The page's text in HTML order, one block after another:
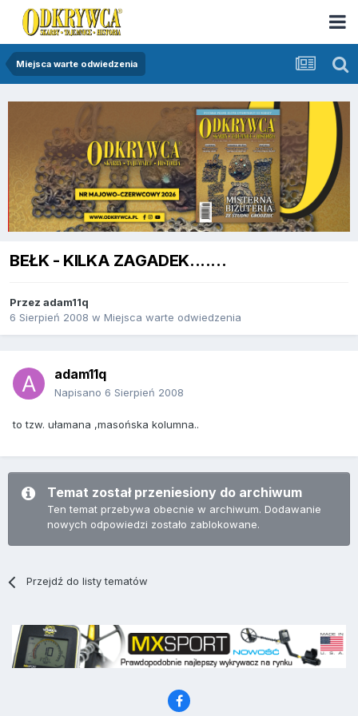
Miejsca warte odwiedzenia
BEŁK - KILKA ZAGADEK.......
Przez adam11q
6 Sierpień 2008 w Miejsca warte odwiedzenia
adam11q
Napisano 6 Sierpień 2008
to tzw. ułamana ,masońska kolumna..
Temat został przeniesiony do archiwum
Ten temat przebywa obecnie w archiwum. Dodawanie
nowych odpowiedzi zostało zablokowane.
Przejdź do listy tematów